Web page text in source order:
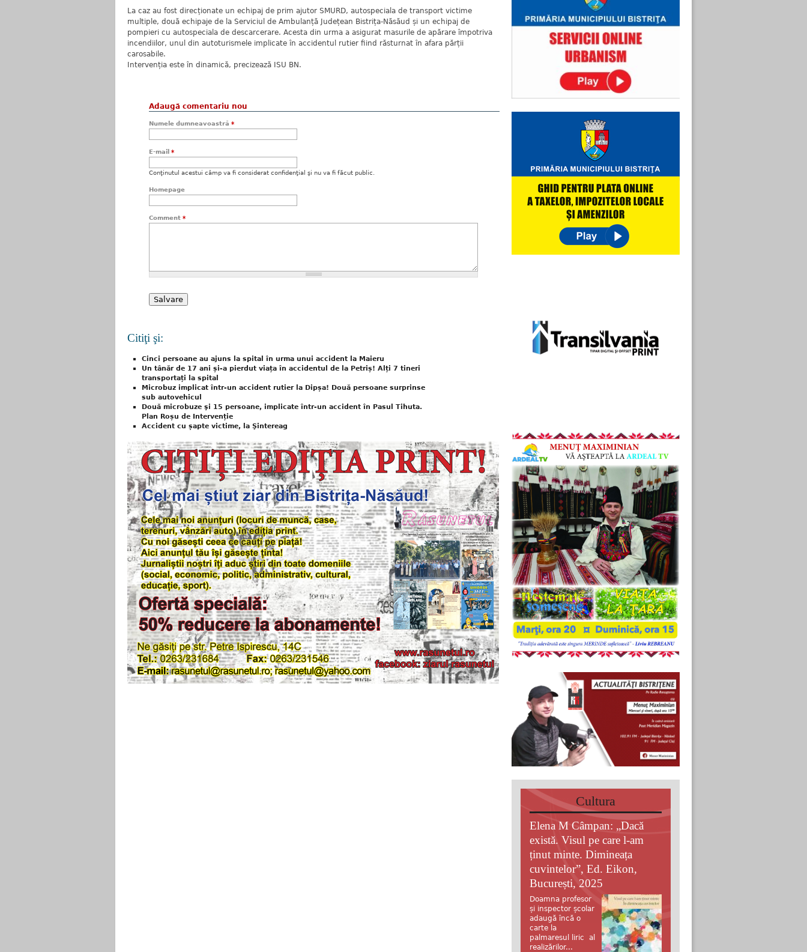
La caz au fost direcționate un echipaj de prim ajutor SMURD, autospeciala de transport victime
multiple, două echipaje de la Serviciul de Ambulanță Județean Bistrița-Năsăud și un echipaj de
pompieri cu autospeciala de descarcerare. Acesta din urma a asigurat masurile de apărare împotriva
incendiilor, unul din autoturismele implicate în accidentul rutier fiind răsturnat în afara părții
carosabile.
Intervenția este în dinamică, precizează ISU BN.
Adaugă comentariu nou
Numele dumneavoastră *
E-mail *
Conţinutul acestui câmp va fi considerat confidenţial şi nu va fi făcut public.
Homepage
Comment *
Citiţi şi:
Cinci persoane au ajuns la spital în urma unui accident la Maieru
Un tânăr de 17 ani și-a pierdut viața în accidentul de la Petriș! Alți 7 tineri
transportați la spital
Microbuz implicat într-un accident rutier la Dipșa! Două persoane surprinse
sub autovehicul
Două microbuze şi 15 persoane, implicate într-un accident în Pasul Tihuta.
Plan Roșu de Intervenție
Accident cu șapte victime, la Şintereag
Cultura
Elena M Câmpan: „Dacă
există. Visul pe care l-am
ținut minte. Dimineața
cuvintelor”, Ed. Eikon,
București, 2025
Doamna profesor
și inspector școlar
adaugă încă o
carte la
palmaresul liric al
realizărilor...